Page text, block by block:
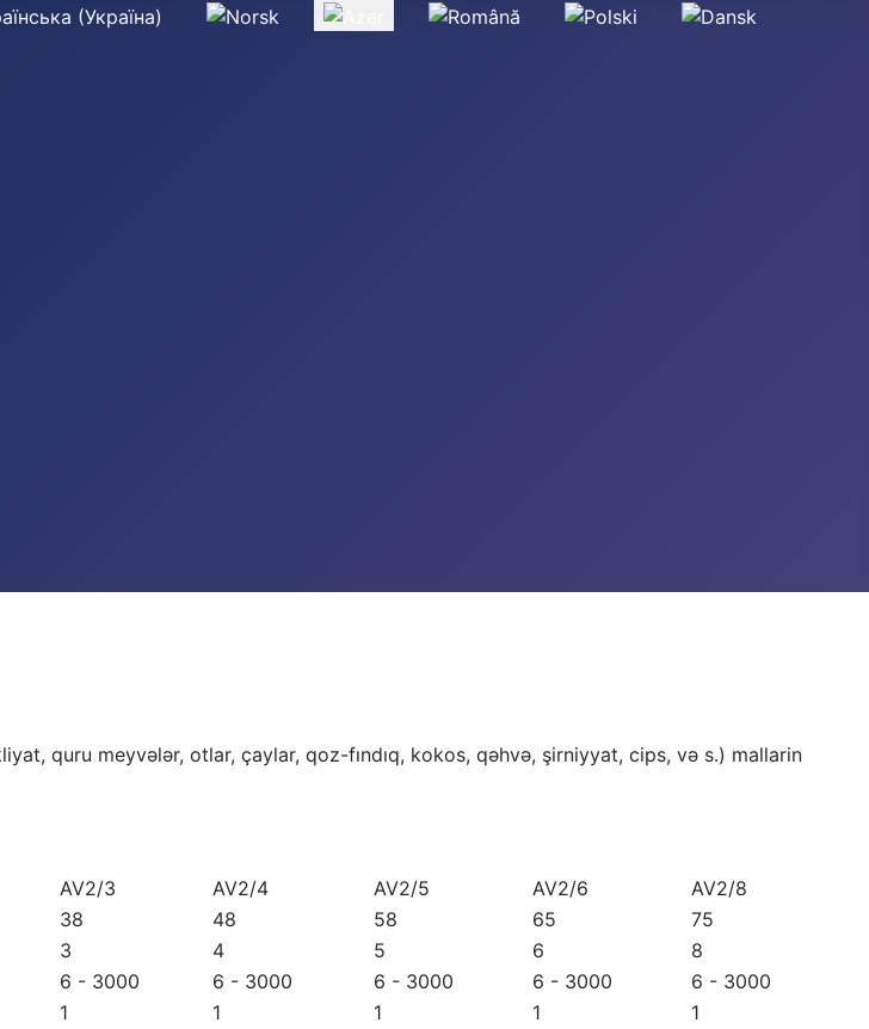
quru meyvələr, otlar, çaylar, qoz-fındıq, kokos, qəhvə, şirniyyat, cips, və s.) mallarin
AV2/3 AV2/4 AV2/5 AV2/6
AV2/8
38 48 58 65
75
3 4 5 6
8
6 - 3000 6 - 3000 6 - 3000 6 - 3000
6 - 3000
1 1 1 1
1